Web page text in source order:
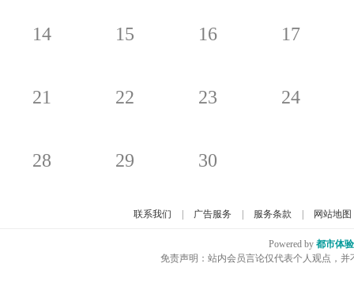
14 15 16 17
21 22 23 24
28 29 30
联系我们 广告服务 服务条款 网站地图
Powered by 都市体
免责声明：站内会员言论仅代表个人观点，